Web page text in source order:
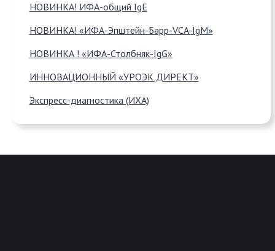
НОВИНКА! ИФА-общий IgE
НОВИНКА! «ИФА-Эпштейн-Барр-VCA-IgM»
НОВИНКА ! «ИФА-Столбняк-IgG»
ИННОВАЦИОННЫЙ «УРОЭК ДИРЕКТ»
Экспресс-диагностика (ИХА)